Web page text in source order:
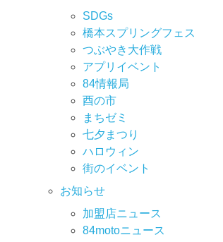
SDGs
橋本スプリングフェス
つぶやき大作戦
アプリイベント
84情報局
酉の市
まちゼミ
七⼣まつり
ハロウィン
街のイベント
お知らせ
加盟店ニュース
84motoニュース